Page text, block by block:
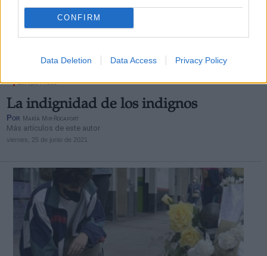
CONFIRM
Data Deletion Data Access Privacy Policy
Europa Press
La indignidad de los indignos
Por María Mir-Rocafort
Más artículos de este autor
viernes, 25 de junio de 2021